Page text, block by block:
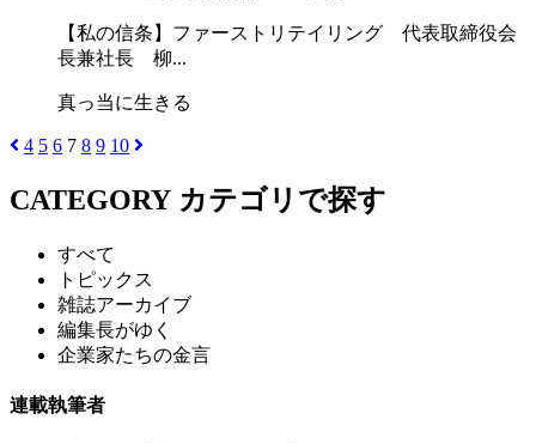
【私の信条】ファーストリテイリング 代表取締役会
長兼社長 柳...
真っ当に生きる
4 5 6 7 8 9 10
CATEGORY カテゴリで探す
すべて
トピックス
雑誌アーカイブ
編集長がゆく
企業家たちの金言
連載執筆者